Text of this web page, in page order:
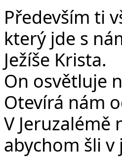
Především ti
který jde s
Ježíše Krista.
On osvětluje
Otevírá nám
V Jeruzalémě
abychom šli